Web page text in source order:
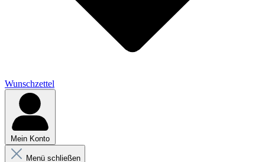
Wunschzettel
Mein Konto
Menü schließen